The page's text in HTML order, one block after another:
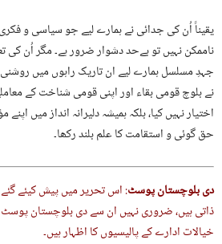
یقیناً اُن کی جدائی نے ہمارے لیے جو سیاسی و فکری
ناممکن نہیں تو بےحد دشوار ضرور ہے۔ مگر اُن کی
جہدِ مسلسل ہمارے لیے ان تاریک راہوں میں
نے بلوچ قومی بقاء اور اپنی قومی شناخت کے
اختیار نہیں کیا، بلکہ ہمیشہ دلیرانہ انداز میں
حق گوئی و استقامت کا علم بلند رکھا۔
دیبلوچستان پوسٹ: اس تحریر میں پیش کیئے گئے
ذاتی ہیں، ضروری نہیں ان سے دی بلوچستان پوسٹ
خیالات ادارے کے پالیسیوں کا اظہار ہیں۔